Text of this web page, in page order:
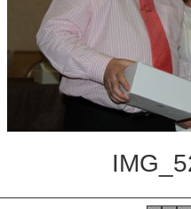
Noticias de interés
Contacto